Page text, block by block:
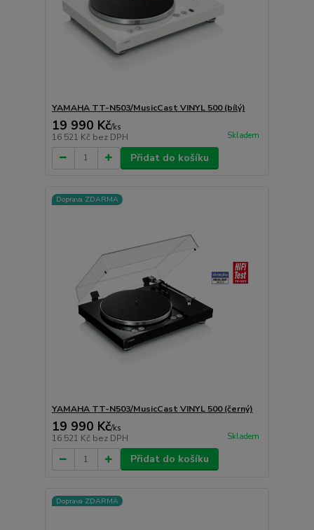
YAMAHA TT-N503/MusicCast VINYL 500 (bílý)
19 990 Kč/ks
16 521 Kč bez DPH Skladem
Přidat do košíku
Doprava ZDARMA
YAMAHA TT-N503/MusicCast VINYL 500 (černý)
19 990 Kč/ks
16 521 Kč bez DPH Skladem
Přidat do košíku
Doprava ZDARMA